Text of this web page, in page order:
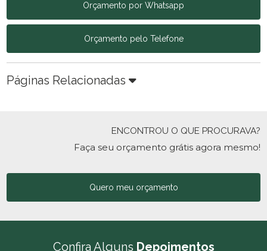
Orçamento por Whatsapp
Orçamento pelo Telefone
Páginas Relacionadas
ENCONTROU O QUE PROCURAVA?
Faça seu orçamento grátis agora mesmo!
Quero meu orçamento
Confira Alguns Depoimentos